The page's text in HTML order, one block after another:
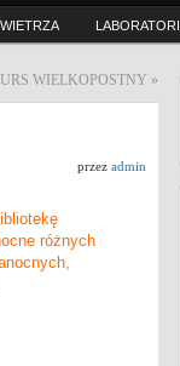
WIELKOPOSTNY »
przez admin
różnych